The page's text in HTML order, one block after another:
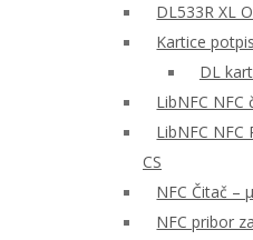
DL533R XL
Kartice
DL
LibNFC NFC
LibNFC NFC
CS
NFC Čitač –
NFC pribor